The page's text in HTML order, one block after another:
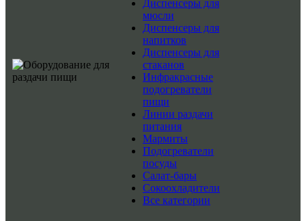
Диспенсеры для
мюсли
Диспенсеры для
напитков
Диспенсеры для
стаканов
Инфракрасные
подогреватели
пищи
Линии раздачи
питания
Мармиты
Подогреватели
посуды
Салат-бары
Сокоохладители
Все категории